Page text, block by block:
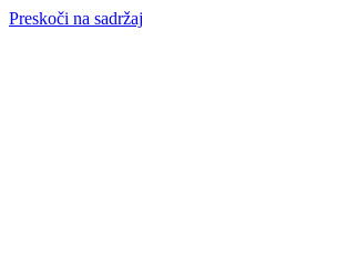
Preskoči na sadržaj